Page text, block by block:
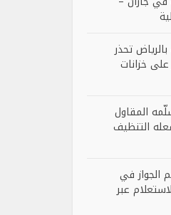
تحذر
خزانات
المقاول
التنظيف
الجواز في
عبر